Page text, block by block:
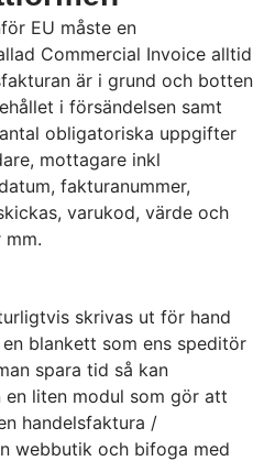
EU måste en
Commercial Invoice alltid
är i grund och botten
i försändelsen samt
obligatoriska uppgifter
mottagare inkl
fakturanummer,
varukod, värde och
skrivas ut för hand
blankett som ens speditör
spara tid så kan
liten modul som gör att
handelsfaktura /
webbutik och bifoga med